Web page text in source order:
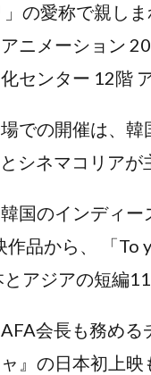
の愛称で親しま
アニメーション
センター 12階
での開催は、韓
とシネマコリア
国のインディー
作品から、 「To
アジアの短編11
会長も務める
』の日本初上映